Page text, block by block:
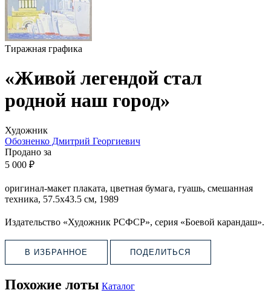
Тиражная графика
«Живой легендой стал
родной наш город»
Художник
Обозненко Дмитрий Георгиевич
Продано за
5 000 ₽
оригинал-макет плаката, цветная бумага, гуашь, смешанная
техника, 57.5х43.5 см, 1989
Издательство «Художник РСФСР», серия «Боевой карандаш».
В ИЗБРАННОЕ ПОДЕЛИТЬСЯ
Похожие лоты Каталог